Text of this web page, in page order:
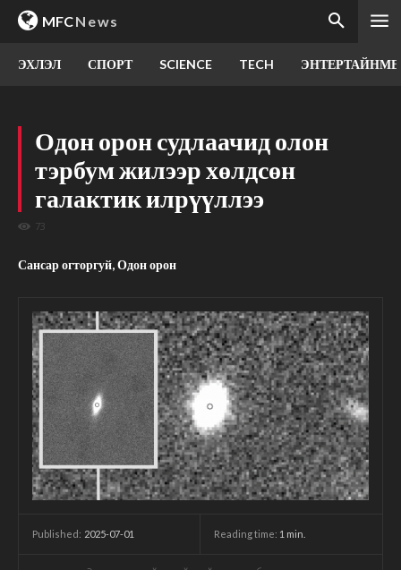
MFCNews
ЭХЛЭЛ СПОРТ SCIENCE TECH
Одон орон судлаачид олон
тэрбум жилээр хөлдсөн
галактик илрүүллээ
73
Сансар огторгуй, Одон орон
Published: 2025-07-01 Reading time: 1 min.